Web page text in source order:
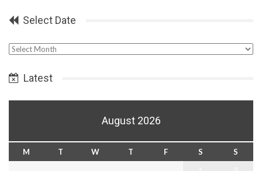
Select Date
Select
Latest
August 2026
M T W T F S
S